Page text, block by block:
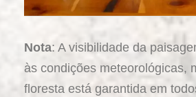
Nota: A visibilidade da
às condições meteorológicas,
floresta está garantida em